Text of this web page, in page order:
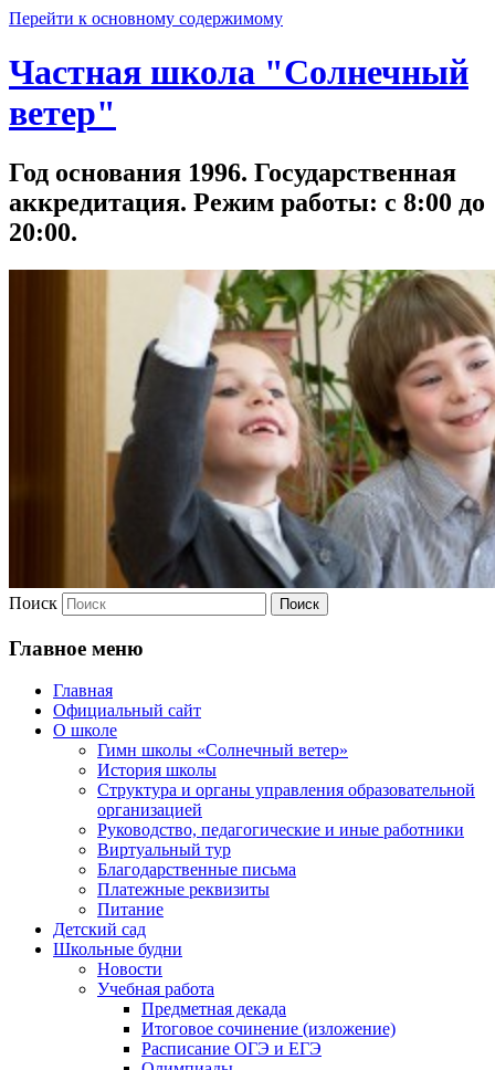
Перейти к основному содержимому
Частная школа "Солнечный
ветер"
Год основания 1996. Государственная
аккредитация. Режим работы: с 8:00 до
20:00.
Поиск
Главное меню
Главная
Официальный сайт
О школе
Гимн школы «Солнечный ветер»
История школы
Структура и органы управления образовательной
организацией
Руководство, педагогические и иные работники
Виртуальный тур
Благодарственные письма
Платежные реквизиты
Питание
Детский сад
Школьные будни
Новости
Учебная работа
Предметная декада
Итоговое сочинение (изложение)
Расписание ОГЭ и ЕГЭ